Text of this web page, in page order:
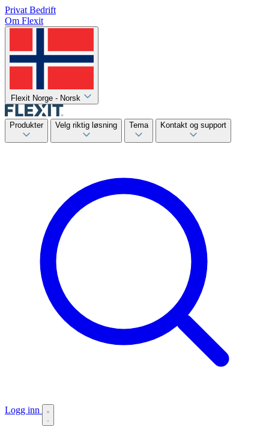
Privat Bedrift
Om Flexit
Flexit Norge - Norsk
Produkter Velg riktig løsning Tema Kontakt og support
Logg inn